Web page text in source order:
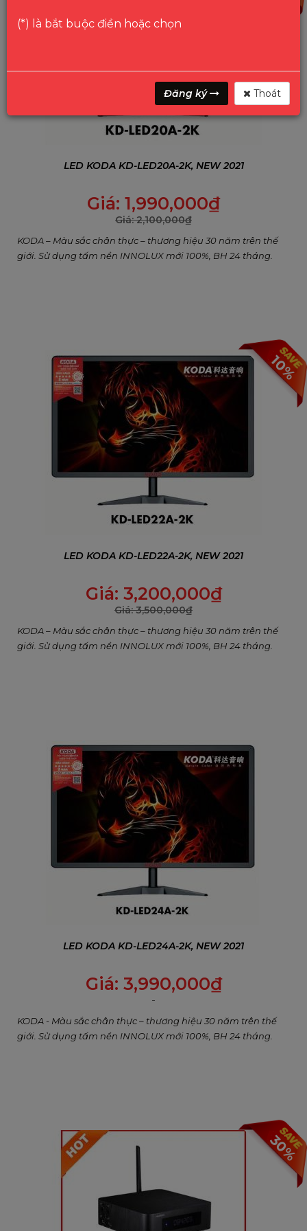
LED KODA KD-LED20A-2K, NEW 2021
Giá: 1,990,000₫
Giá:2,100,000₫
KODA – Màu sắc chân thực – thương hiệu 30 năm trên thế
giới. Sử dụng tấm nền INNOLUX mới 100%, BH 24 tháng.
10%
LED KODA KD-LED22A-2K, NEW 2021
Giá: 3,200,000₫
Giá:3,500,000₫
KODA – Màu sắc chân thực – thương hiệu 30 năm trên thế
giới. Sử dụng tấm nền INNOLUX mới 100%, BH 24 tháng.
LED KODA KD-LED24A-2K, NEW 2021
Giá: 3,990,000₫
KODA - Màu sắc chân thực – thương hiệu 30 năm trên thế
giới. Sử dụng tấm nền INNOLUX mới 100%, BH 24 tháng.
30%
(*) là bắt buộc điền hoặc chọn
Đăng ký Thoát